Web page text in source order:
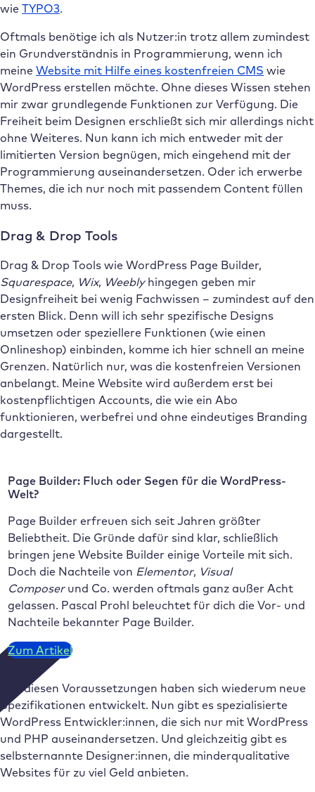
wie TYPO3.
Oftmals benötige ich als Nutzer:in trotz allem zumindest
ein Grundverständnis in Programmierung, wenn ich
meine Website mit Hilfe eines kostenfreien CMS wie
WordPress erstellen möchte. Ohne dieses Wissen stehen
mir zwar grundlegende Funktionen zur Verfügung. Die
Freiheit beim Designen erschließt sich mir allerdings nicht
ohne Weiteres. Nun kann ich mich entweder mit der
limitierten Version begnügen, mich eingehend mit der
Programmierung auseinandersetzen. Oder ich erwerbe
Themes, die ich nur noch mit passendem Content füllen
muss.
Drag & Drop Tools
Drag & Drop Tools wie WordPress Page Builder,
Squarespace, Wix, Weeblyhingegen geben mir
Designfreiheit bei wenig Fachwissen – zumindest auf den
ersten Blick. Denn will ich sehr spezifische Designs
umsetzen oder speziellere Funktionen (wie einen
Onlineshop) einbinden, komme ich hier schnell an meine
Grenzen. Natürlich nur, was die kostenfreien Versionen
anbelangt. Meine Website wird außerdem erst bei
kostenpflichtigen Accounts, die wie ein Abo
funktionieren, werbefrei und ohne eindeutiges Branding
dargestellt.
Page Builder: Fluch oder Segen für die WordPress-
Welt?
Page Builder erfreuen sich seit Jahren größter
Beliebtheit. Die Gründe dafür sind klar, schließlich
bringen jene Website Builder einige Vorteile mit sich.
Doch die Nachteile von Elementor, Visual
Composerund Co. werden oftmals ganz außer Acht
gelassen. Pascal Prohl beleuchtet für dich die Vor- und
Nachteile bekannter Page Builder.
Zum Artikel
Aus diesen Voraussetzungen haben sich wiederum neue
Spezifikationen entwickelt. Nun gibt es spezialisierte
WordPress Entwickler:innen, die sich nur mit WordPress
und PHP auseinandersetzen. Und gleichzeitig gibt es
selbsternannte Designer:innen, die minderqualitative
Websites für zu viel Geld anbieten.